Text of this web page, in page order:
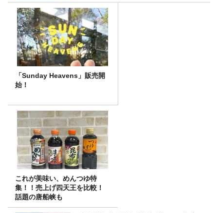
「Sunday Heavens」販売開
始！
これが美味い、めんつゆ特
集！！売上げ四天王を比較！
話題の唐船峡も